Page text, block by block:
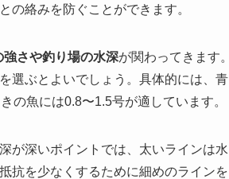
の絡みを防ぐことができます。
さや釣り場の水深が関わってきます。
選ぶとよいでしょう。具体的には、青
の魚には0.8〜1.5号が適しています。
が深いポイントでは、太いラインは水
抗を少なくするために細めのラインを